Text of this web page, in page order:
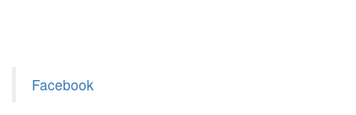
Facebook